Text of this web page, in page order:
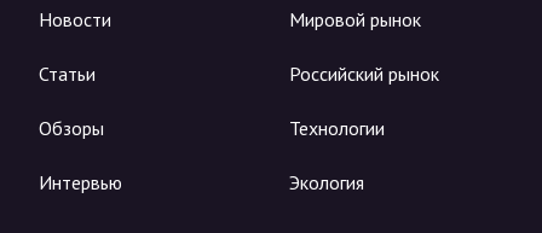
Новости
Статьи
Обзоры
Интервью
Мировой рынок
Российский рынок
Технологии
Экология